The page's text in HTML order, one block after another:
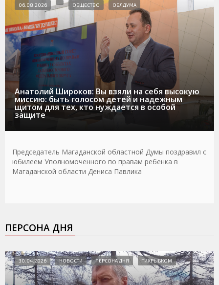
Анатолий Широков: Вы взяли на себя высокую
миссию: быть голосом детей и надежным
щитом для тех, кто нуждается в особой
защите
06.08.2026 ОБЩЕСТВО ОБЛДУМА
Председатель Магаданской областной Думы поздравил с
юбилеем Уполномоченного по правам ребенка в
Магаданской области Дениса Павлика
ПЕРСОНА ДНЯ
30.04.2026 НОВОСТИ ПЕРСОНА ДНЯ ТИХРЫБКОМ